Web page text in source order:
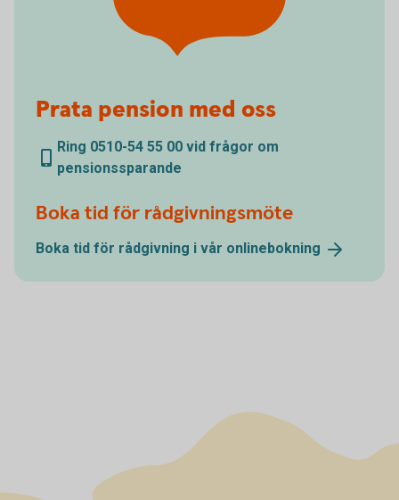
Prata pension med oss
Ring 0510-54 55 00 vid frågor om
pensionssparande
Boka tid för rådgivningsmöte
Boka tid för rådgivning i vår onlinebokning